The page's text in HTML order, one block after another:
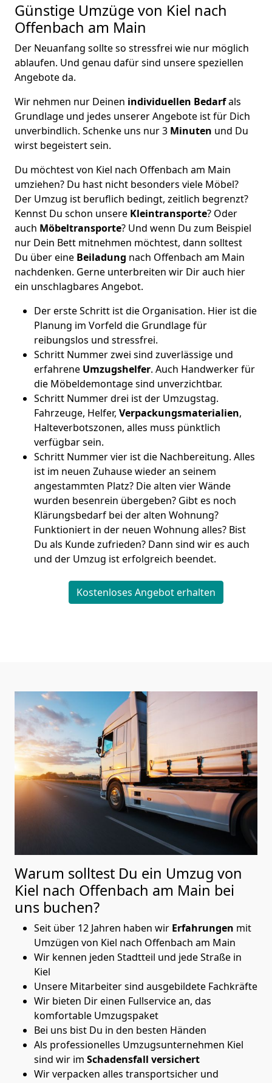
Günstige Umzüge von Kiel nach
Offenbach am Main
Der Neuanfang sollte so stressfrei wie nur möglich
ablaufen. Und genau dafür sind unsere speziellen
Angebote da.
Wir nehmen nur Deinen individuellen Bedarfals
Grundlage und jedes unserer Angebote ist für Dich
unverbindlich. Schenke uns nur 3 Minuten und Du
wirst begeistert sein.
Du möchtest von Kiel nach Offenbach am Main
umziehen? Du hast nicht besonders viele Möbel?
Der Umzug ist beruflich bedingt, zeitlich begrenzt?
Kennst Du schon unsere Kleintransporte? Oder
auch Möbeltransporte? Und wenn Du zum Beispiel
nur Dein Bett mitnehmen möchtest, dann solltest
Du über eine Beiladung nach Offenbach am Main
nachdenken. Gerne unterbreiten wir Dir auch hier
ein unschlagbares Angebot.
Der erste Schritt ist die Organisation. Hier ist die
Planung im Vorfeld die Grundlage für
reibungslos und stressfrei.
Schritt Nummer zwei sind zuverlässige und
erfahrene Umzugshelfer. Auch Handwerker für
die Möbeldemontage sind unverzichtbar.
Schritt Nummer drei ist der Umzugstag.
Fahrzeuge, Helfer, Verpackungsmaterialien,
Halteverbotszonen, alles muss pünktlich
verfügbar sein.
Schritt Nummer vier ist die Nachbereitung. Alles
ist im neuen Zuhause wieder an seinem
angestammten Platz? Die alten vier Wände
wurden besenrein übergeben? Gibt es noch
Klärungsbedarf bei der alten Wohnung?
Funktioniert in der neuen Wohnung alles? Bist
Du als Kunde zufrieden? Dann sind wir es auch
und der Umzug ist erfolgreich beendet.
Kostenloses Angebot erhalten
Warum solltest Du ein Umzug von
Kiel nach Offenbach am Main bei
uns buchen?
Seit über 12 Jahren haben wir Erfahrungen mit
Umzügen von Kiel nach Offenbach am Main
Wir kennen jeden Stadtteil und jede Straße in
Kiel
Unsere Mitarbeiter sind ausgebildete Fachkräfte
Wir bieten Dir einen Fullservice an, das
komfortable Umzugspaket
Bei uns bist Du in den besten Händen
Als professionelles Umzugsunternehmen Kiel
sind wir im Schadensfall versichert
Wir verpacken alles transportsicher und